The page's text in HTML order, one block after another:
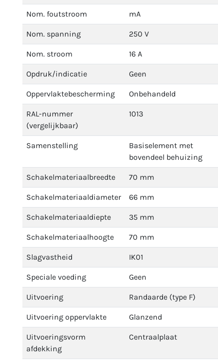
Nom. foutstroom mA
Nom. spanning 250 V
Nom. stroom 16 A
Opdruk/indicatie Geen
Oppervlaktebescherming Onbehandeld
RAL-nummer
(vergelijkbaar)
1013
Samenstelling
Basiselement met
bovendeel behuizing
Schakelmateriaalbreedte 70 mm
Schakelmateriaaldiameter 66 mm
Schakelmateriaaldiepte 35 mm
Schakelmateriaalhoogte 70 mm
Slagvastheid IK01
Speciale voeding Geen
Uitvoering Randaarde (type F)
Uitvoering oppervlakte Glanzend
Uitvoeringsvorm
afdekking
Centraalplaat